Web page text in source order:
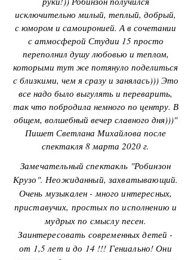
исключительно милый, теплый, добрый,
с юмором и самоиронией. А в сочетании
с атмосферой Студии 15 просто
переполнил душу любовью и теплом,
которыми тут же потянуло поделиться
с близкими, чем я сразу и занялась))) Это
все надо было выгулять и переварить,
так что побродила немного по центру. В
общем, волшебный вечер славного дня)))"
Пишет Светлана Михайлова после
спектакля 8 марта 2020 г.
Замечательный спектакль "Робинзон
Крузо". Неожиданный, захватывающий.
Очень музыкален - много интересных,
приставучих, простых по исполнению и
мудрых по смыслу песен.
Заинтересовать современных детей -
от 1,5 лет и до 14 !!! Гениально! Они